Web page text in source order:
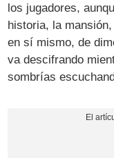
los jugadores,
historia, la
en sí mismo, de
va descifrando
sombrías